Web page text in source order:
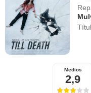
Medios
2,9